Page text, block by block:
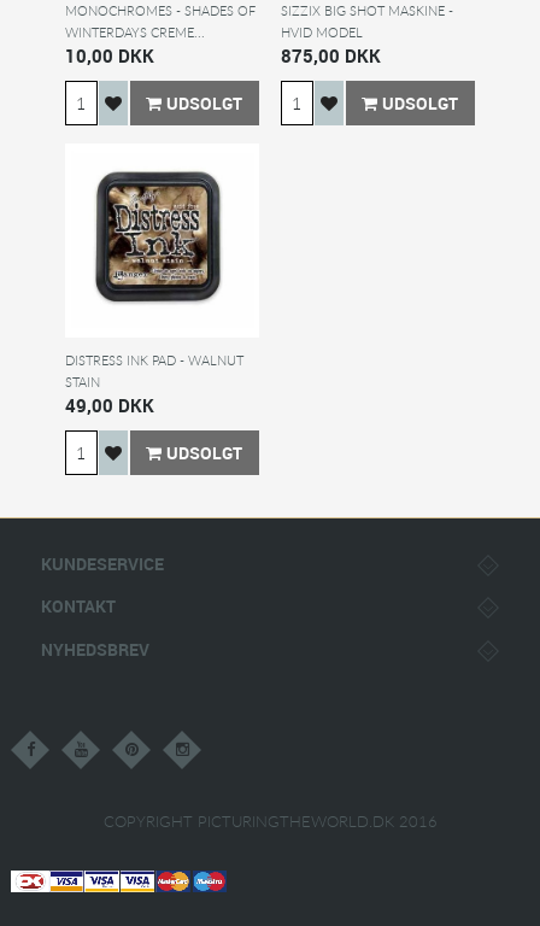
MONOCHROMES - SHADES OF
WINTERDAYS CREME...
10,00 DKK
UDSOLGT
SIZZIX BIG SHOT MASKINE -
HVID MODEL
875,00 DKK
UDSOLGT
DISTRESS INK PAD - WALNUT
STAIN
49,00 DKK
UDSOLGT
KUNDESERVICE
KONTAKT
NYHEDSBREV
COPYRIGHT PICTURINGTHEWORLD.DK 2016